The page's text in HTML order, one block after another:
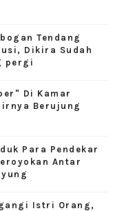
Tendang
Dikira Sudah
pergi
Di Kamar
Berujung
Para Pendekar
Antar
Istri Orang,